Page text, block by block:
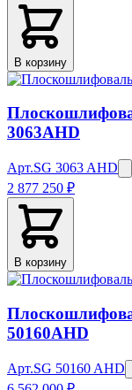
В корзину
3063AHD
Арт.SG 3063 AHD
2 877 250 ₽
В корзину
50160AHD
Арт.SG 50160 AHD